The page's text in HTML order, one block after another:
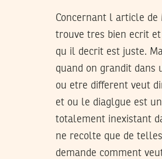
Concernant l article de
trouve tres bien ecrit et
qu il decrit est juste.
quand on grandit dans
ou etre different veut
et ou le diaglgue est
totalement inexistant
ne recolte que de
demande comment